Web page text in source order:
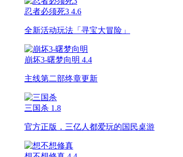
忍者必须死3 4.6
全新活动玩法「寻宝大冒险」
崩坏3-曙梦向明 4.4
主线第二部终章更新
三国杀 1.8
官方正版，三亿人都爱玩的国民桌游